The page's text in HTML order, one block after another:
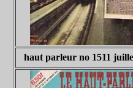
haut parleur no 1511